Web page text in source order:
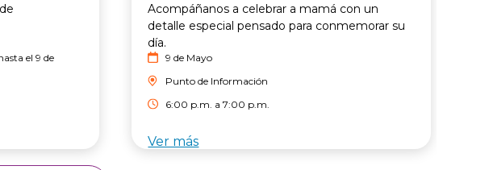
el 9 de
Acompáñanos a celebrar a mamá con un
detalle especial pensado para conmemorar su
día.
9 de Mayo
Punto de Información
6:00 p.m. a 7:00 p.m.
Ver más